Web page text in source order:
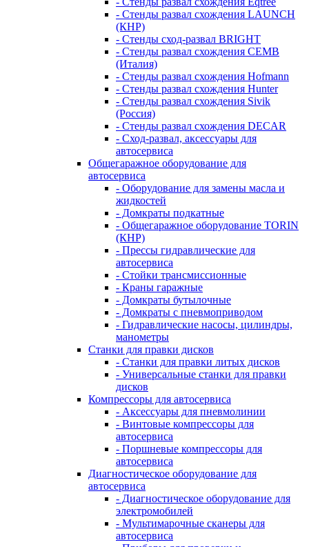
- Стенды развал схождения LAUNCH
(КНР)
- Стенды сход-развал BRIGHT
- Стенды развал схождения CEMB
(Италия)
- Стенды развал схождения Hofmann
- Стенды развал схождения Hunter
- Стенды развал схождения Sivik
(Россия)
- Стенды развал схождения DECAR
- Сход-развал, аксессуары для
автосервиса
Общегаражное оборудование для
автосервиса
- Оборудование для замены масла и
жидкостей
- Домкраты подкатные
- Общегаражное оборудование TORIN
(КНР)
- Прессы гидравлические для
автосервиса
- Стойки трансмиссионные
- Краны гаражные
- Домкраты бутылочные
- Домкраты с пневмоприводом
- Гидравлические насосы, цилиндры,
манометры
Станки для правки дисков
- Станки для правки литых дисков
- Универсальные станки для правки
дисков
Компрессоры для автосервиса
- Аксессуары для пневмолинии
- Винтовые компрессоры для
автосервиса
- Поршневые компрессоры для
автосервиса
Диагностическое оборудование для
автосервиса
- Диагностическое оборудование для
электромобилей
- Мультимарочные сканеры для
автосервиса